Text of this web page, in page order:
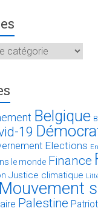
Belgique
19
Elections
le monde Finance
Justice climatique
Mouvement
Palestine